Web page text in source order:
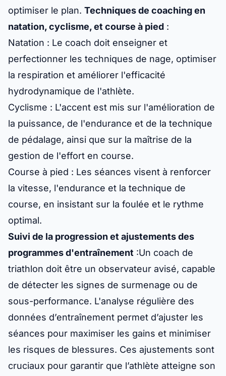
optimiser le plan. Techniques de coaching en
natation, cyclisme, et course à pied :
Natation : Le coach doit enseigner et
perfectionner les techniques de nage, optimiser
la respiration et améliorer l'efficacité
hydrodynamique de l'athlète.
Cyclisme : L'accent est mis sur l'amélioration de
la puissance, de l'endurance et de la technique
de pédalage, ainsi que sur la maîtrise de la
gestion de l'effort en course.
Course à pied : Les séances visent à renforcer
la vitesse, l'endurance et la technique de
course, en insistant sur la foulée et le rythme
optimal.
Suivi de la progression et ajustements des
programmes d'entraînement :Un coach de
triathlon doit être un observateur avisé, capable
de détecter les signes de surmenage ou de
sous-performance. L'analyse régulière des
données d’entraînement permet d’ajuster les
séances pour maximiser les gains et minimiser
les risques de blessures. Ces ajustements sont
cruciaux pour garantir que l’athlète atteigne son